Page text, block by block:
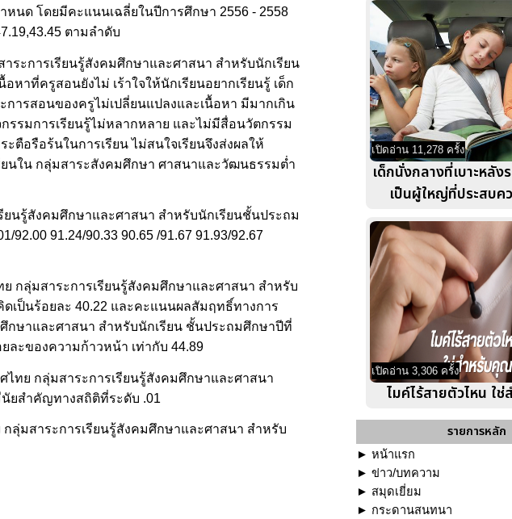
นด โดยมีคะแนนเฉลี่ยในปีการศึกษา 2556 - 2558
ตามลำดับ
ระการเรียนรู้สังคมศึกษาและศาสนา สำหรับนักเรียน
าที่ครูสอนยังไม่ เร้าใจให้นักเรียนอยากเรียนรู้ เด็ก
ารสอนของครูไม่เปลี่ยนแปลงและเนื้อหา มีมากเกิน
รรมการเรียนรู้ไม่หลากหลาย และไม่มีสื่อนวัตกรรม
ตือรือร้นในการเรียน ไม่สนใจเรียนจึงส่งผลให้
ยนใน กลุ่มสาระสังคมศึกษา ศาสนาและวัฒนธรรมต่ำ
นรู้สังคมศึกษาและศาสนา สำหรับนักเรียนชั้นประถม
91.24/90.33 90.65 /91.67 91.93/92.67
กลุ่มสาระการเรียนรู้สังคมศึกษาและศาสนา สำหรับ
เป็นร้อยละ 40.22 และคะแนนผลสัมฤทธิ์ทางการ
กษาและศาสนา สำหรับนักเรียน ชั้นประถมศึกษาปีที่
ละของความก้าวหน้า เท่ากับ 44.89
ไทย กลุ่มสาระการเรียนรู้สังคมศึกษาและศาสนา
นัยสำคัญทางสถิติที่ระดับ .01
ลุ่มสาระการเรียนรู้สังคมศึกษาและศาสนา สำหรับ
เปิดอ่าน 11,278 ครั้ง
เด็กนั่งกลางที่เบาะหลั
เป็นผู้ใหญ่ที่ประสบค
เปิดอ่าน 3,306 ครั้ง
ไมค์ไร้สายตัวไหน ใ
รายการหลัก
► หน้าแรก
► ข่าว/บทความ
► สมุดเยี่ยม
► กระดานสนทนา